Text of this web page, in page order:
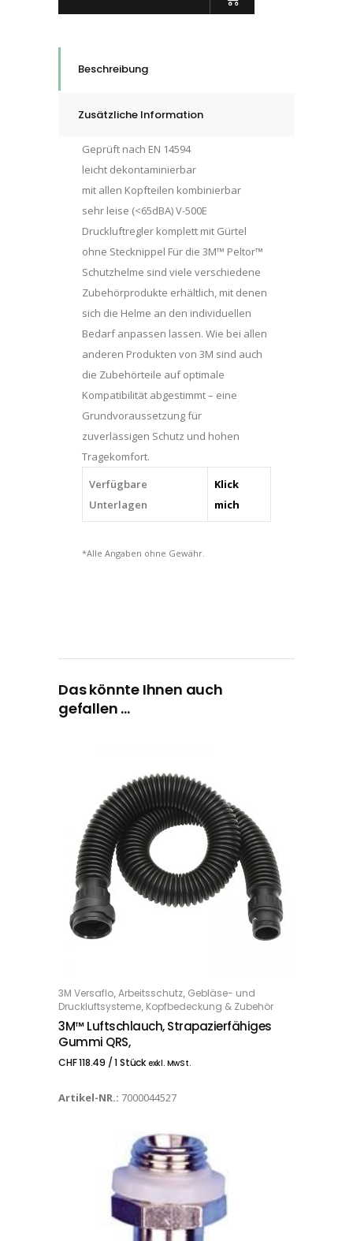
Beschreibung
Zusätzliche Information
Geprüft nach EN 14594
leicht dekontaminierbar
mit allen Kopfteilen kombinierbar
sehr leise (<65dBA) V-500E
Druckluftregler komplett mit Gürtel
ohne Stecknippel Für die 3M™ Peltor™
Schutzhelme sind viele verschiedene
Zubehörprodukte erhältlich, mit denen
sich die Helme an den individuellen
Bedarf anpassen lassen. Wie bei allen
anderen Produkten von 3M sind auch
die Zubehörteile auf optimale
Kompatibilität abgestimmt – eine
Grundvoraussetzung für
zuverlässigen Schutz und hohen
Tragekomfort.
Verfügbare
Unterlagen
Klick
mich
*Alle Angaben ohne Gewähr.
Das könnte Ihnen auch
gefallen …
IN DEN WARENKORB
3M Versaflo,Arbeitsschutz, Gebläse- und
Druckluftsysteme, Kopfbedeckung & Zubehör
3M™ Luftschlauch, Strapazierfähiges
Gummi QRS,
CHF118.49 / 1 Stück exkl. MwSt.
Artikel-NR.: 7000044527